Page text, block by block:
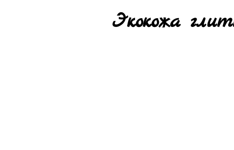
Экокожа